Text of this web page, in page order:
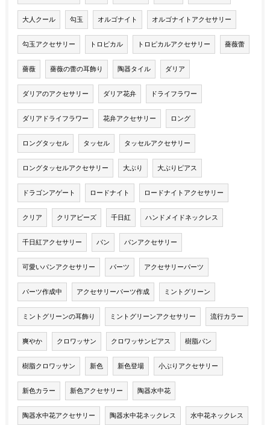
大人クール 勾玉 オルゴナイト オルゴナイトアクセサリー
勾玉アクセサリー トロピカル トロピカルアクセサリー 薔薇蕾
薔薇 薔薇の蕾の耳飾り 陶器タイル ダリア
ダリアのアクセサリー ダリア花弁 ドライフラワー
ダリアドライフラワー 花弁アクセサリー ロング
ロングタッセル タッセル タッセルアクセサリー
ロングタッセルアクセサリー 大ぶり 大ぶりピアス
ドラゴンアゲート ロードナイト ロードナイトアクセサリー
クリア クリアビーズ 千日紅 ハンドメイドネックレス
千日紅アクセサリー パン パンアクセサリー
可愛いパンアクセサリー パーツ アクセサリーパーツ
パーツ作成中 アクセサリーパーツ作成 ミントグリーン
ミントグリーンの耳飾り ミントグリーンアクセサリー 流行カラー
爽やか クロワッサン クロワッサンピアス 樹脂パン
樹脂クロワッサン 新色 新色登場 小ぶりアクセサリー
新色カラー 新色アクセサリー 陶器水中花
陶器水中花アクセサリー 陶器水中花ネックレス 水中花ネックレス